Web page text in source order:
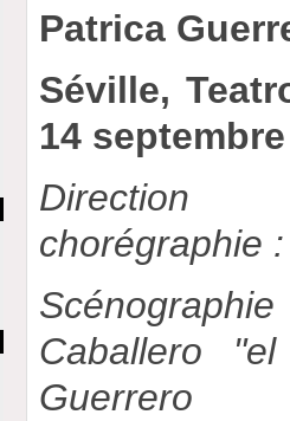
Patrica
Séville,
14
chorégraphie
Caballero
Guerrero